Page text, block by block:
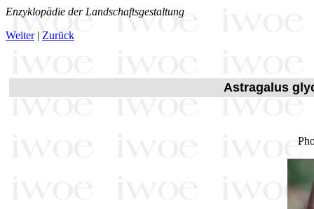
Enzyklopädie der Landschaftsgestaltung
Weiter| Zurück
Astragalus